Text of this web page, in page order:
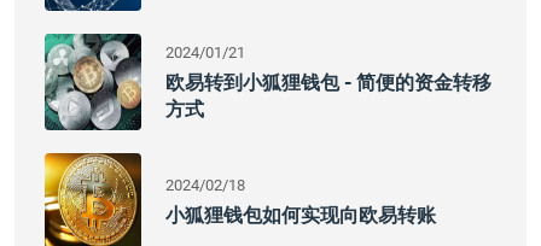
2024/01/21
欧易转到小狐狸钱包 - 简便的资金转移
方式
2024/02/18
小狐狸钱包如何实现向欧易转账